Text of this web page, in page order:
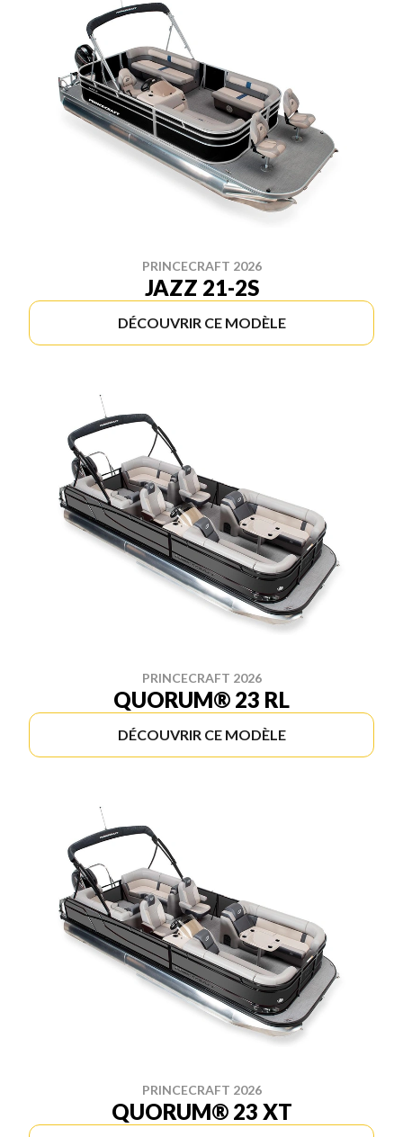
PRINCECRAFT 2026
JAZZ 21-2S
DÉCOUVRIR CE MODÈLE
PRINCECRAFT 2026
QUORUM® 23 RL
DÉCOUVRIR CE MODÈLE
PRINCECRAFT 2026
QUORUM® 23 XT